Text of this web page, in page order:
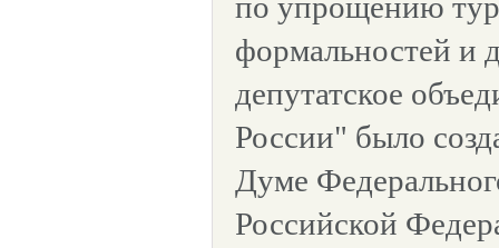
формальностей и
депутатское
России" было
Думе
Российской